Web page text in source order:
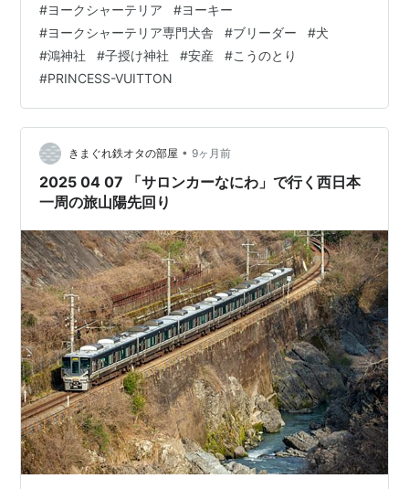
るけど 名物【川幅うどん】初めて食べてみた😁
#ヨークシャーテリア #ヨーキー
#ヨークシャーテリア専門犬舎 #ブリーダー #犬
#鴻神社 #子授け神社 #安産 #こうのとり
#PRINCESS-VUITTON
きまぐれ鉄オタの部屋 • 9ヶ月前
2025 04 07 「サロンカーなにわ」で行く西日本
一周の旅山陽先回り